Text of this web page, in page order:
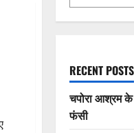
RECENT POSTS
चपोरा आश्रम के
फंसी